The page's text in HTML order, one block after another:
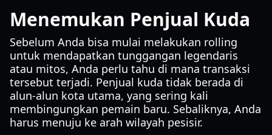
Menemukan Penjual Kuda
Sebelum Anda bisa mulai melakukan rolling
untuk mendapatkan tunggangan legendaris
atau mitos, Anda perlu tahu di mana transaksi
tersebut terjadi. Penjual kuda tidak berada di
alun-alun kota utama, yang sering kali
membingungkan pemain baru. Sebaliknya, Anda
harus menuju ke arah wilayah pesisir.